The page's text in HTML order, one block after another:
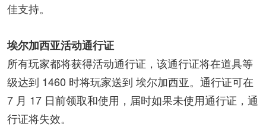
佳支持。
埃尔加西亚活动通行证
所有玩家都将获得活动通行证，该通行证将在道具等
级达到 1460 时将玩家送到 埃尔加西亚。通行证可在
7 月 17 日前领取和使用，届时如果未使用通行证，通
行证将失效。